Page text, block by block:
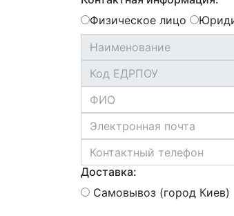
Физическое лицо
Доставка:
Самовывоз (город Киев)